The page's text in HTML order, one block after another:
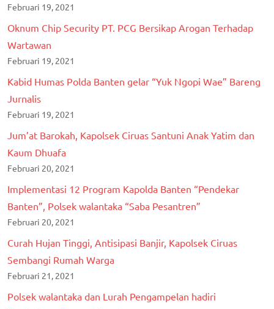
Februari 19, 2021
Oknum Chip Security PT. PCG Bersikap Arogan Terhadap
Wartawan
Februari 19, 2021
Kabid Humas Polda Banten gelar “Yuk Ngopi Wae” Bareng
Jurnalis
Februari 19, 2021
Jum’at Barokah, Kapolsek Ciruas Santuni Anak Yatim dan
Kaum Dhuafa
Februari 20, 2021
Implementasi 12 Program Kapolda Banten “Pendekar
Banten”, Polsek walantaka “Saba Pesantren”
Februari 20, 2021
Curah Hujan Tinggi, Antisipasi Banjir, Kapolsek Ciruas
Sembangi Rumah Warga
Februari 21, 2021
Polsek walantaka dan Lurah Pengampelan hadiri